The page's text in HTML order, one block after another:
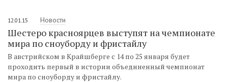
12.01.15 Новости
Шестеро красноярцев выступят на чемпионате
мира по сноуборду и фристайлу
В австрийском в Крайшберге с 14 по 25 января будет
проходить первый в истории объединенный чемпионат
мира по сноуборду и фристайлу.